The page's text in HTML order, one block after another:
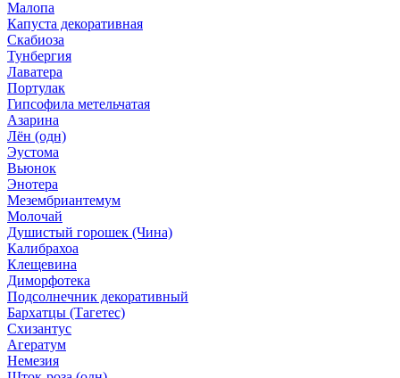
Малопа
Капуста декоративная
Скабиоза
Тунбергия
Лаватера
Портулак
Гипсофила метельчатая
Азарина
Лён (одн)
Эустома
Вьюнок
Энотера
Мезембриантемум
Молочай
Душистый горошек (Чина)
Калибрахоа
Клещевина
Диморфотека
Подсолнечник декоративный
Бархатцы (Тагетес)
Схизантус
Агератум
Немезия